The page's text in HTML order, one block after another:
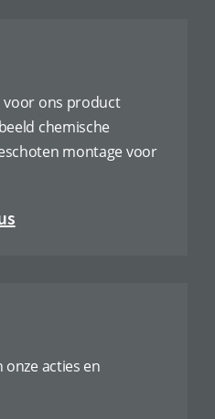
voor ons product
chemische
montage voor
onze acties en